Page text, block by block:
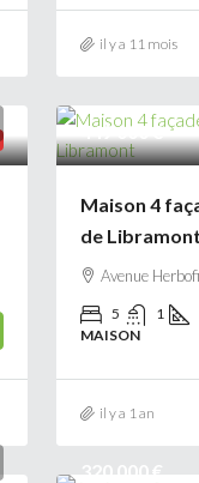
il y a 11 mois
449 000 €
Maison 4
de Libramont
Avenue
5 1
MAISON
il y a 1 an
320 000 €